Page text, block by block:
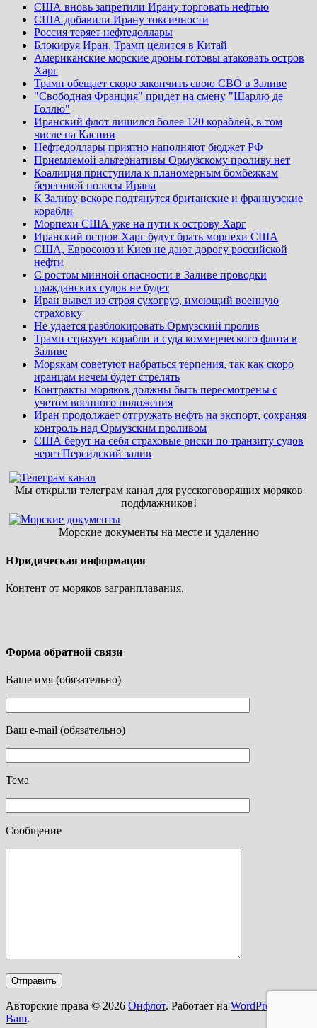
США вновь запретили Ирану торговать нефтью
США добавили Ирану токсичности
Россия теряет нефтедоллары
Блокируя Иран, Трамп целится в Китай
Американские морские дроны готовы атаковать остров
Харг
Трамп обещает скоро закончить свою СВО в Заливе
"Свободная Франция" придет на смену "Шарлю де
Голлю"
Иранский флот лишился более 120 кораблей, в том
числе на Каспии
Нефтедоллары приятно наполняют бюджет РФ
Приемлемой альтернативы Ормузскому проливу нет
Коалиция приступила к планомерным бомбежкам
береговой полосы Ирана
К Заливу вскоре подтянутся британские и французские
корабли
Морпехи США уже на пути к острову Харг
Иранский остров Харг будут брать морпехи США
США, Евросоюз и Киев не дают дорогу российской
нефти
С ростом минной опасности в Заливе проводки
гражданских судов не будет
Иран вывел из строя сухогруз, имеющий военную
страховку
Не удается разблокировать Ормузский пролив
Трамп страхует корабли и суда коммерческого флота в
Заливе
Морякам советуют набраться терпения, так как скоро
иранцам нечем будет стрелять
Контракты моряков должны быть пересмотрены с
учетом военного положения
Иран продолжает отгружать нефть на экспорт, сохраняя
контроль над Ормузским проливом
США берут на себя страховые риски по транзиту судов
через Персидский залив
Мы открыли телеграм канал для русскоговорящих моряков
подфлажников!
Морские документы на месте и удаленно
Юридическая информация
Контент от моряков загранплавания.
Форма обратной связи
Ваше имя (обязательно)
Ваш e-mail (обязательно)
Тема
Сообщение
Авторские права © 2026 Онфлот. Работает на WordPress
Bam.